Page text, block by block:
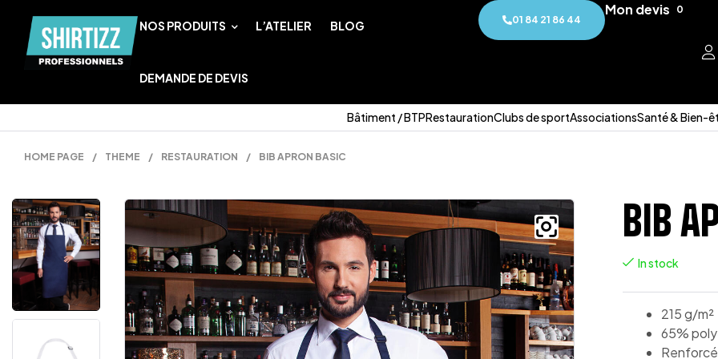
NOS PRODUITS L’ATELIER BLOG
DEMANDE DE DEVIS
01 84 21 86 44
Mon devis 0
Bâtiment / BTPRestaurationClubs de sportAssociationsSanté & Bien-
HOME PAGE / THEME / RESTAURATION / BIB APRON BASIC
BIB
In stock
215 g/m²
65%